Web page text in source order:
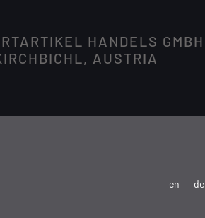
HANDELS GMBH
AUSTRIA
en de